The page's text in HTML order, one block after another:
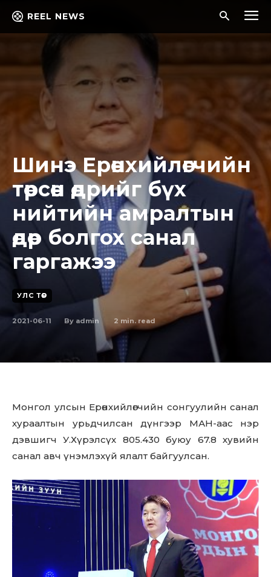
REEL NEWS
Шинэ Ерөнхийлөгчийн
төрсөн өдрийг бүх
нийтийн амралтын
өдөр болгох санал
гаргажээ
УЛС ТӨР
2021-06-11 By admin 2 min. read
Монгол улсын Ерөнхийлөгчийн сонгуулийн санал
хураалтын урьдчилсан дүнгээр МАН-аас нэр
дэвшигч У.Хүрэлсүх 805.430 буюу 67.8 хувийн
санал авч үнэмлэхүй ялалт байгуулсан.